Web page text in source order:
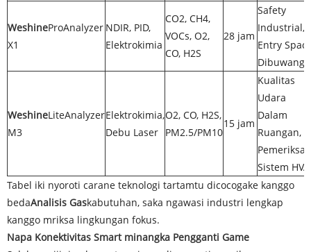
WeshineProAnalyzer
X1
NDIR, PID,
Elektrokimia
CO2, CH4,
VOCs, O2,
CO, H2S
28 jam
Safety
Industrial,
Entry
Dibuwang
WeshineLiteAnalyzer
M3
Elektrokimia,
Debu Laser
O2, CO, H2S,
PM2.5/PM10
15 jam
Kualitas
Udara
Dalam
Ruangan,
Sistem
Tabel iki nyoroti carane teknologi tartamtu dicocogake kanggo
bedaAnalisis Gaskabutuhan, saka ngawasi industri lengkap
kanggo mriksa lingkungan fokus.
Napa Konektivitas Smart minangka Pengganti Game